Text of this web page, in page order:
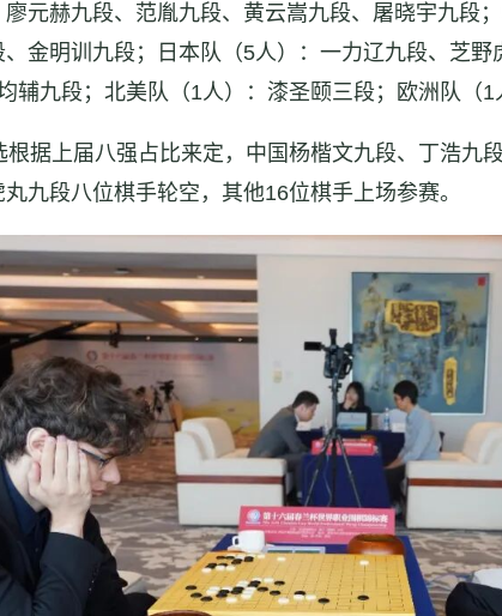
元赫九段、范胤九段、黄云嵩九段、屠晓宇九段
金明训九段；日本队（5人）：一力辽九段、芝
辅九段；北美队（1人）：漆圣颐三段；欧洲队（1
据上届八强占比来定，中国杨楷文九段、丁浩九
九段八位棋手轮空，其他16位棋手上场参赛。